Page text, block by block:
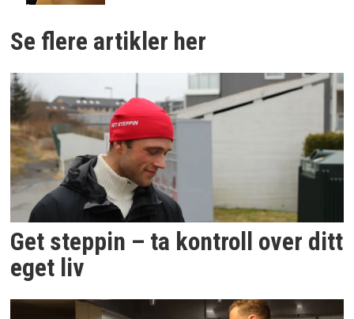
Se flere artikler her
Get steppin – ta kontroll over ditt
eget liv